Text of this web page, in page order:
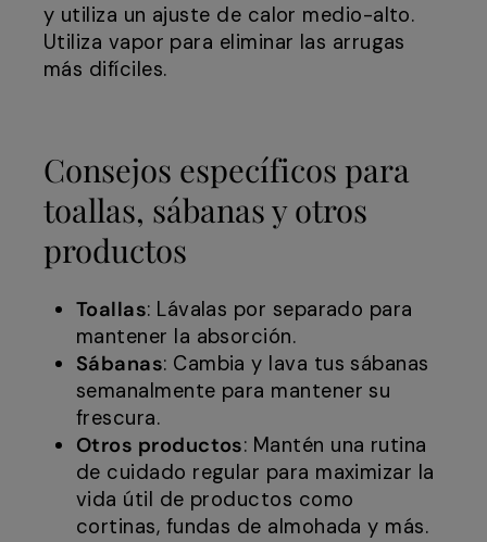
y utiliza un ajuste de calor medio-alto.
Utiliza vapor para eliminar las arrugas
más difíciles.
Consejos específicos para
toallas, sábanas y otros
productos
Toallas: Lávalas por separado para
mantener la absorción.
Sábanas: Cambia y lava tus sábanas
semanalmente para mantener su
frescura.
Otros productos: Mantén una rutina
de cuidado regular para maximizar la
vida útil de productos como
cortinas, fundas de almohada y más.